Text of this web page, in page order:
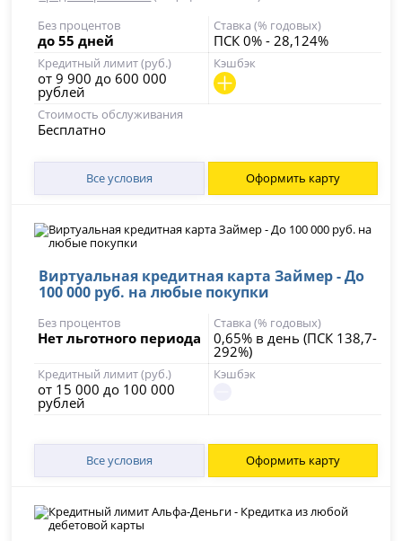
Без процентов
до 55 дней
Ставка (% годовых)
ПСК 0% - 28,124%
Кредитный лимит (руб.)
от 9 900 до 600 000
рублей
Кэшбэк
Стоимость обслуживания
Бесплатно
Все условия Оформить карту
Виртуальная кредитная карта Займер - До
100 000 руб. на любые покупки
Без процентов
Нет льготного периода
Ставка (% годовых)
0,65% в день (ПСК 138,7-
292%)
Кредитный лимит (руб.)
от 15 000 до 100 000
рублей
Кэшбэк
Все условия Оформить карту